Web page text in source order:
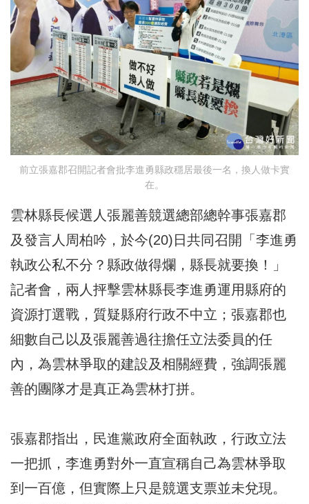
前立張嘉郡召開記者會批李進勇縣政穩居最後一名，換人做卡實
在。
雲林縣長候選人張麗善競選總部總幹事張嘉郡
及發言人周柏吟，於今(20)日共同召開「李進勇
執政公私不分？縣政做得爛，縣長就要換！」
記者會，兩人抨擊雲林縣長李進勇運用縣府的
資源打選戰，質疑縣府行政不中立；張嘉郡也
細數自己以及張麗善過往擔任立法委員的任
內，為雲林爭取的建設及相關經費，強調張麗
善的團隊才是真正為雲林打拼。
張嘉郡指出，民進黨政府全面執政，行政立法
一把抓，李進勇對外一直宣稱自己為雲林爭取
到一百億，但實際上只是競選支票並未兌現。